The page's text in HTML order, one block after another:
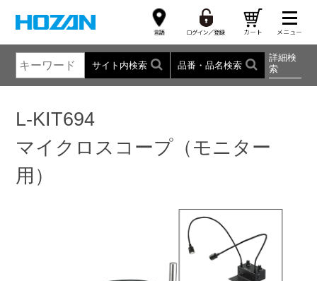
サイト内検索 品番・品名検索
詳細検
索
L-KIT694
マイクロスコープ（モニター
用）